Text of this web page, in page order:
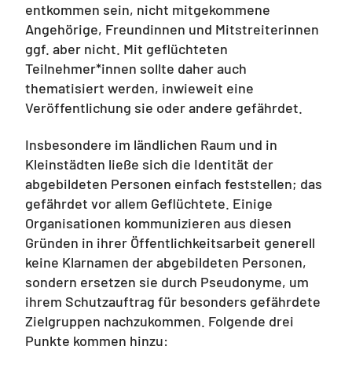
entkommen sein, nicht mitgekommene
Angehörige, Freundinnen und Mitstreiterinnen
ggf. aber nicht. Mit geflüchteten
Teilnehmer*innen sollte daher auch
thematisiert werden, inwieweit eine
Veröffentlichung sie oder andere gefährdet.
Insbesondere im ländlichen Raum und in
Kleinstädten ließe sich die Identität der
abgebildeten Personen einfach feststellen; das
gefährdet vor allem Geflüchtete. Einige
Organisationen kommunizieren aus diesen
Gründen in ihrer Öffentlichkeitsarbeit generell
keine Klarnamen der abgebildeten Personen,
sondern ersetzen sie durch Pseudonyme, um
ihrem Schutzauftrag für besonders gefährdete
Zielgruppen nachzukommen. Folgende drei
Punkte kommen hinzu: